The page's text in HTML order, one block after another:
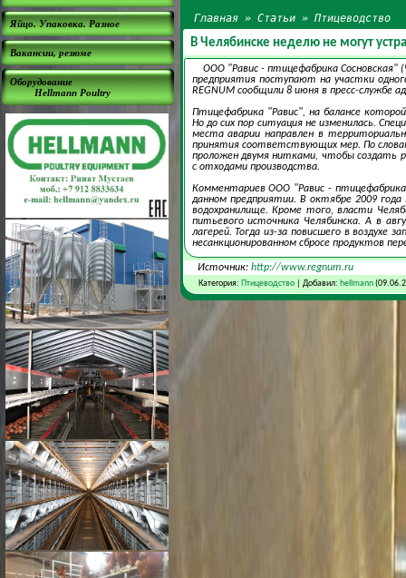
Яйцо. Упаковка. Разное
Вакансии, резюме
Оборудование
Hellmann Poultry
Главная »Статьи »Птицеводство
В Челябинске неделю не могут
ООО "Равис - птицефабрика
предприятия поступают на участки
REGNUM сообщили 8 июня в пресс-службе
Птицефабрика "Равис", на балансе
Но до сих пор ситуация не изменилась.
места аварии направлен в
принятия соответствующих мер. По
проложен двумя нитками, чтобы создать
с отходами производства.
Комментариев ООО "Равис -
данном предприятии. В октябре 2009 года
водохранилище. Кроме того, власти
питьевого источника Челябинска. А в
лагерей. Тогда из-за повисшего в воздухе
несанкционированном сбросе продуктов
Источник: http://www.regnum.ru
Категория: Птицеводство| Добавил: hellmann